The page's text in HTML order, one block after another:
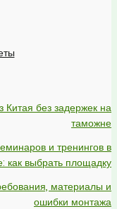
Китая без задержек на
таможне
и тренингов в
как выбрать площадку
материалы и
ошибки монтажа